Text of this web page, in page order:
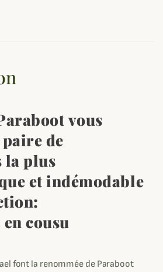
vous
de
la plus
et indémodable
cousu
font la renommée de Paraboot